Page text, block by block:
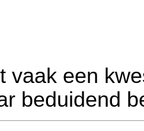
vaak een
beduidend